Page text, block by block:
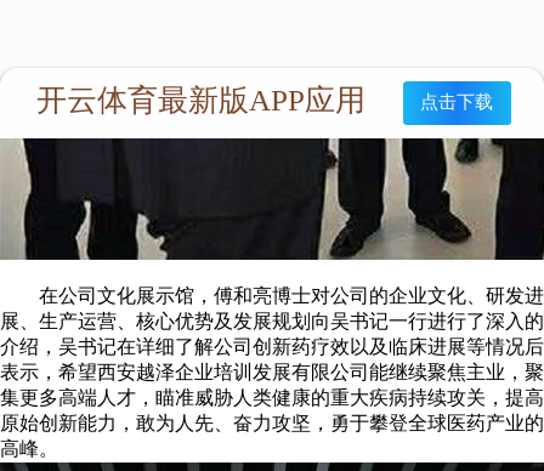
在公司文化展示馆，傅和亮博士对公司的企业文化、研发进
展、生产运营、核心优势及发展规划向吴书记一行进行了深入的
介绍，吴书记在详细了解公司创新药疗效以及临床进展等情况后
表示，希望西安越泽企业培训发展有限公司能继续聚焦主业，聚
集更多高端人才，瞄准威胁人类健康的重大疾病持续攻关，提高
原始创新能力，敢为人先、奋力攻坚，勇于攀登全球医药产业的
高峰。